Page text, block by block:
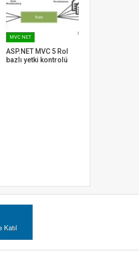
MVC NET
ASP.NET MVC 5 Rol
bazlı yetki kontrolü
Katıl